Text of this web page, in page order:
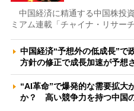
中国経済に精通する中国株投
ミアム連載「チャイナ・リサー
中国経済“予想外の低成長”
方針の修正で成長加速が予想
“AI革命”で爆発的な需要拡大
か？ 高い競争力を持つ中国